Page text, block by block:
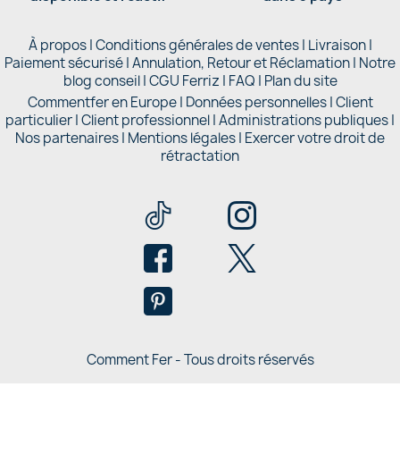
À propos|Conditions générales de ventes| Livraison|
Paiement sécurisé|Annulation, Retour et Réclamation| Notre
blog conseil|CGU Ferriz | FAQ | Plan du site
Commentfer en Europe| Données personnelles|Client
particulier|Client professionnel|Administrations publiques|
Nos partenaires | Mentions légales| Exercer votre droit de
rétractation
Comment Fer - Tous droits réservés